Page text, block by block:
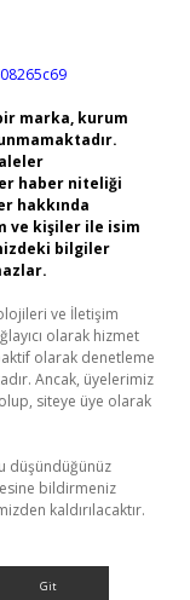
marka, kurum
haber niteliği
hakkında
ve kişiler ile isim
bilgiler
ve İletişim
olarak hizmet
olarak denetleme
Ancak, üyelerimiz
siteye üye olarak
düşündüğünüz
bildirmeniz
kaldırılacaktır.